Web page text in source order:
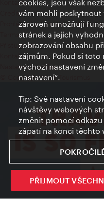
Kontakty
Credits
Prohlášení o ochraně osobních
Terms of Use
Přístupnost
Kontakt pro tisk
Nastavení cookies
© Copyright Wien Tourismus
cookies, jsou však
vám mohli poskytnout
zároveň umožňují
stránek a jejich
zobrazování obsahu
zájmům. Pokud si toto
výchozí nastavení
nastavení“.
Tip: Své nastavení
návštěvy webových
změnit pomocí odkazu
zápatí na konci těchto
PŘIJMOUT